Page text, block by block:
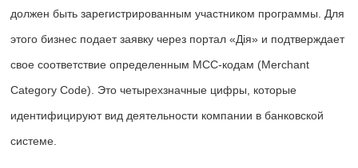
должен быть зарегистрированным участником программы. Для
этого бизнес подает заявку через портал «Дія» и подтверждает
свое соответствие определенным МСС-кодам (Merchant
Category Code). Это четырехзначные цифры, которые
идентифицируют вид деятельности компании в банковской
системе.